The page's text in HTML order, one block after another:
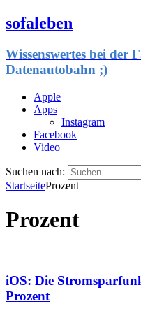
sofaleben
Wissenswertes bei der
Datenautobahn ;)
Apple
Apps
Instagram
Facebook
Video
Suchen nach:
StartseiteProzent
Prozent
iOS: Die
Prozent